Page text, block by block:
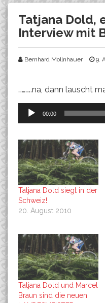
Tatjana Dold,
Interview mit
Bernhard Mollnhauer 9.
………..na, dann lauscht
Audio-
Player
00:00
Tatjana Dold siegt in der
Schweiz!
20. August 2010
Tatjana Dold und Marcel
Braun sind die neuen